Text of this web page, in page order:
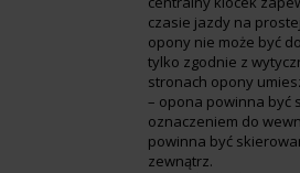
czasie jazdy na
opony nie może być
tylko zgodnie z
stronach opony
– opona powinna być
oznaczeniem do
powinna być
zewnątrz.